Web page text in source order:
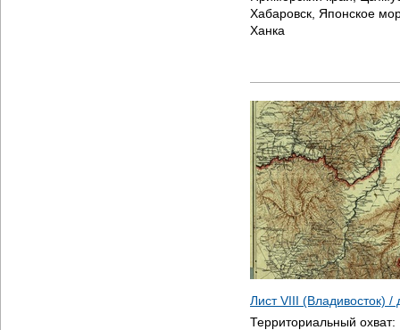
Хабаровск, Японское
Ханка
Лист VIII (Владивосток) /
Территориальный охват: